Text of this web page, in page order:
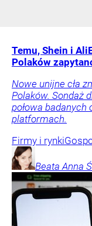
Temu, Shein i
Polaków
Nowe unijne cła
Polaków. Sondaż
połowa badanych
platformach.
Firmy i rynki
Beata Anna